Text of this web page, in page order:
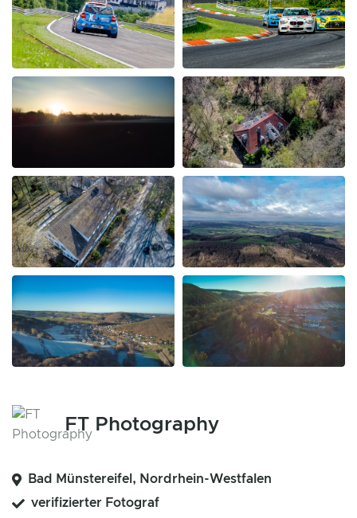
FT Photography
Bad Münstereifel, Nordrhein-Westfalen
verifizierter Fotograf